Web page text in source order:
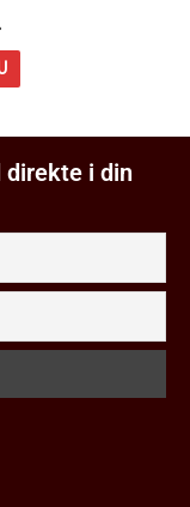
direkte i din